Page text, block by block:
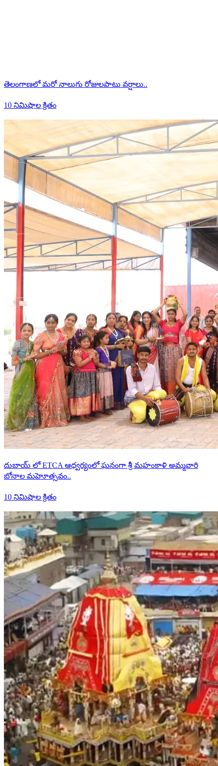
తెలంగాణలో మరో నాలుగు రోజులపాటు వర్షాలు..
10 నిమిషాల క్రితం
దుబాయ్ లో ETCA ఆధ్వర్యంలో ఘనంగా శ్రీ మహంకాళి అమ్మవారి
బోనాల మహెూత్సవం..
10 నిమిషాల క్రితం